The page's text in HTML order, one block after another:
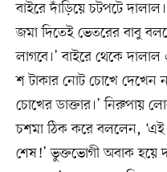
বাইরে দাঁড়িয়ে চটপটে
জমা দিতেই ভেতরের বাবু
লাগবে।’ বাইরে থেকে
শ টাকার নোট চোখে দেখেন
চোখের ডাক্তার।’ নিরুপায়
চশমা ঠিক করে বললেন,
শেষ!’ ভুক্তভোগী অবাক হয়ে